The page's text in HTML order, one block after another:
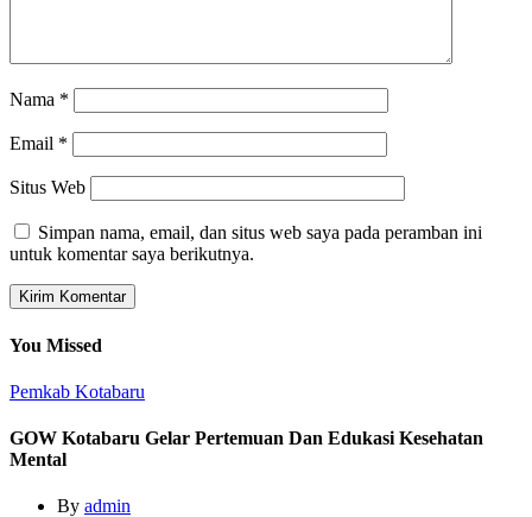
Nama *
Email *
Situs Web
Simpan nama, email, dan situs web saya pada peramban ini
untuk komentar saya berikutnya.
You Missed
Pemkab Kotabaru
GOW Kotabaru Gelar Pertemuan Dan Edukasi Kesehatan
Mental
By admin